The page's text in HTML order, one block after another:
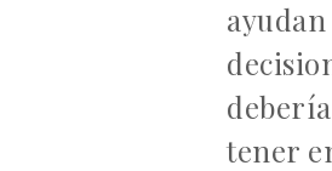
tener